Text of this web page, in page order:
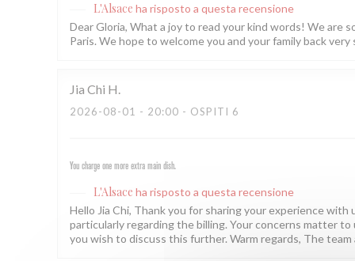
L'Alsace ha risposto a questa recensione
Dear Gloria, What a joy to read your kind words! We are
Paris. We hope to welcome you and your family back
Jia Chi H
2026-08-01 - 20:00 - OSPITI 6
You charge one more extra main dish.
L'Alsace ha risposto a questa recensione
Hello Jia Chi, Thank you for sharing your experience
particularly regarding the billing. Your concerns matter
you wish to discuss this further. Warm regards, The team